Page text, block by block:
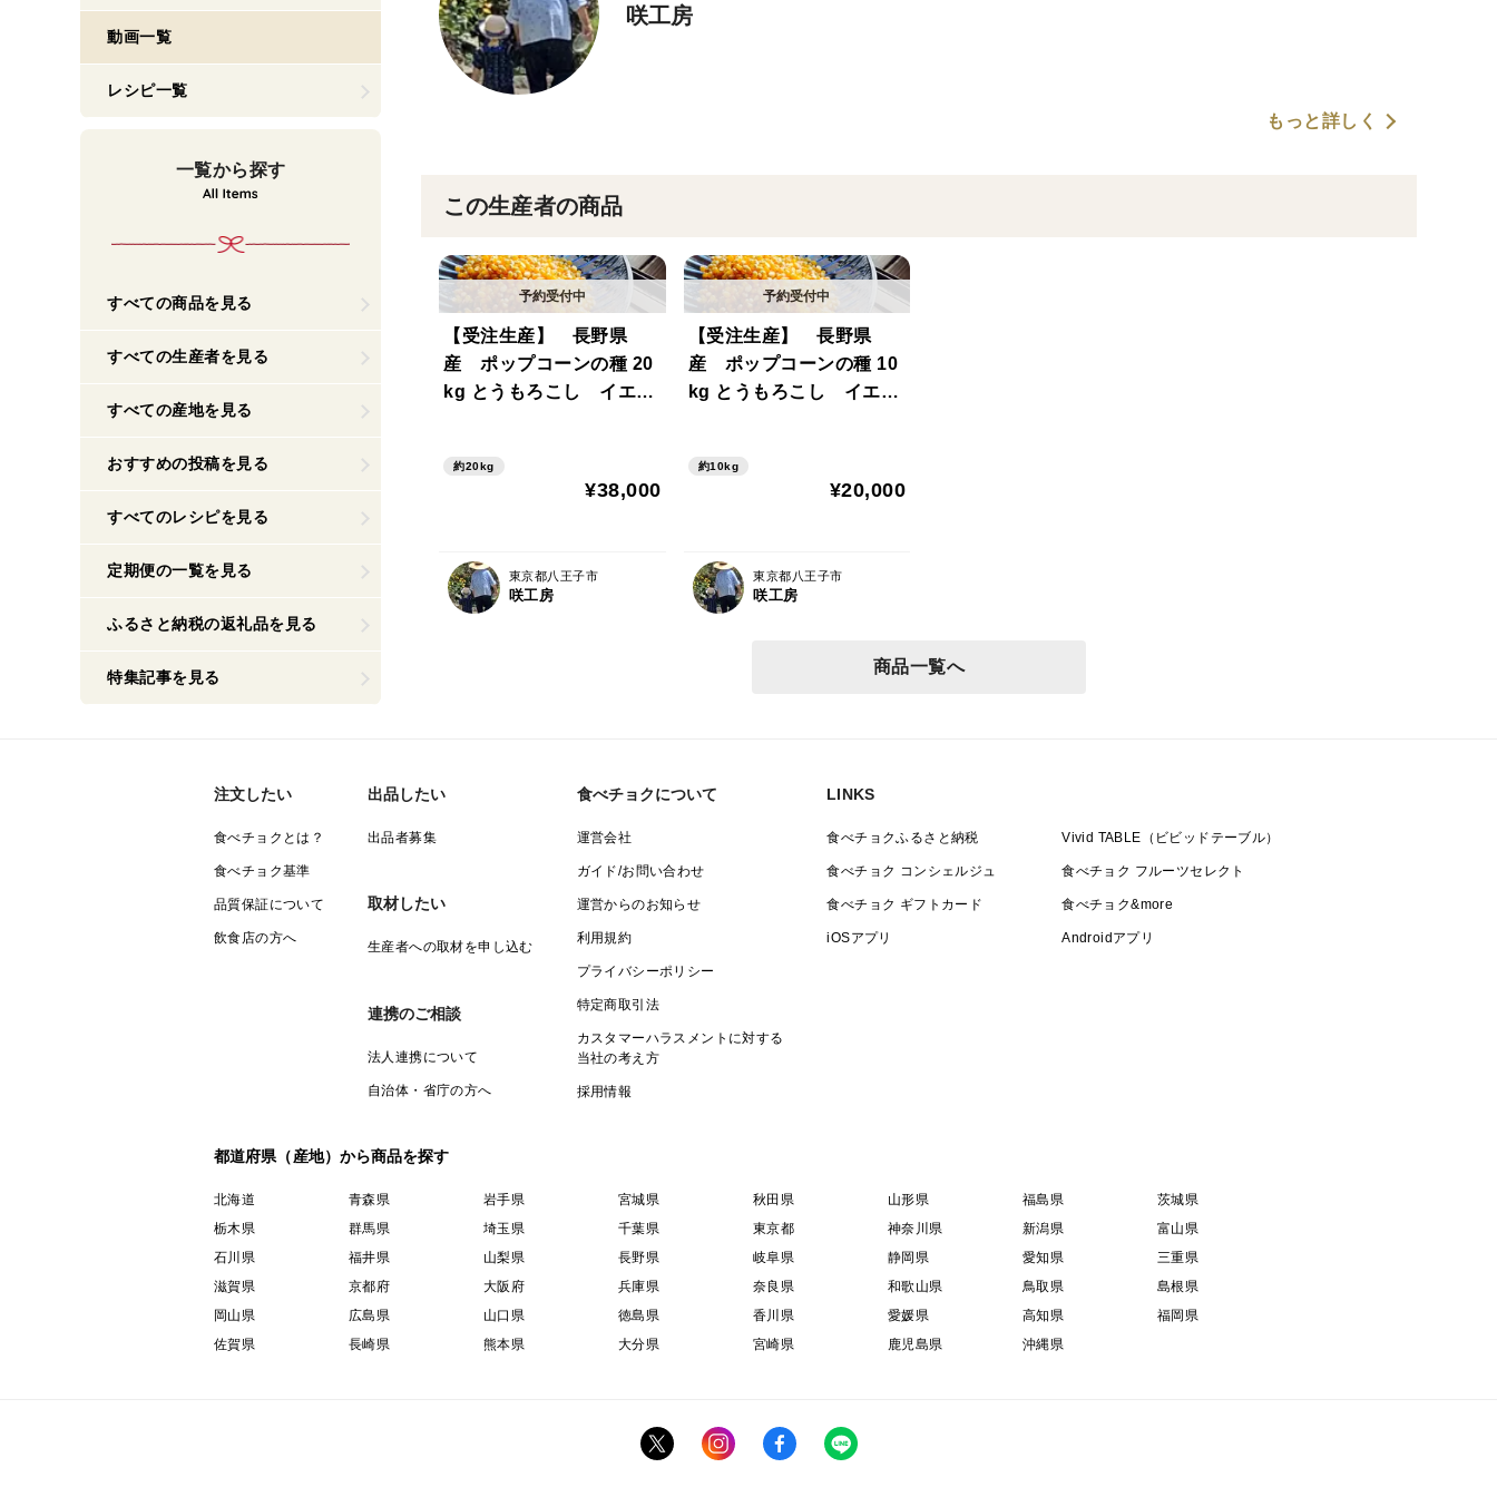
動画一覧
レシピ一覧
一覧から探す
すべての商品を見る
すべての生産者を見る
すべての産地を見る
おすすめの投稿を見る
すべてのレシピを見る
定期便の一覧を見る
ふるさと納税の返礼品を見る
特集記事を見る
咲工房
もっと詳しく
この生産者の商品
【受注生産】 長野県
産 ポップコーンの種 20
kg とうもろこし イエロ
ラし売り キャンプ BB
Q バーベキュー パーテ
約20kg
¥38,000
東京都八王子市
咲工房
【受注生産】 長野県
産 ポップコーンの種 10
kg とうもろこし イエロ
ラし売り キャンプ BB
Q バーベキュー パーテ
約10kg
¥20,000
東京都八王子市
咲工房
商品一覧へ
注文したい
食べチョクとは？
食べチョク基準
品質保証について
飲食店の方へ
出品したい
出品者募集
取材したい
生産者への取材を申し込む
連携のご相談
法人連携について
自治体・省庁の方へ
食べチョクについて
運営会社
ガイド/お問い合わせ
運営からのお知らせ
利用規約
プライバシーポリシー
特定商取引法
カスタマーハラスメントに対する
当社の考え方
採用情報
LINKS
食べチョクふるさと納税 Vivid TABLE（ビビッドテーブル）
食べチョク コンシェルジュ 食べチョク フルーツセレクト
食べチョク ギフトカード 食べチョク&more
iOSアプリ Androidアプリ
都道府県（産地）から商品を探す
北海道 青森県 岩手県 宮城県 秋田県 山形県 福島県
茨城県
栃木県
群馬県 埼玉県 千葉県 東京都 神奈川県 新潟県
富山県
石川県
福井県 山梨県 長野県 岐阜県 静岡県 愛知県
三重県
滋賀県
京都府 大阪府 兵庫県 奈良県 和歌山県 鳥取県
島根県
岡山県
広島県 山口県 徳島県 香川県 愛媛県 高知県
福岡県
佐賀県
長崎県 熊本県 大分県 宮崎県 鹿児島県 沖縄県